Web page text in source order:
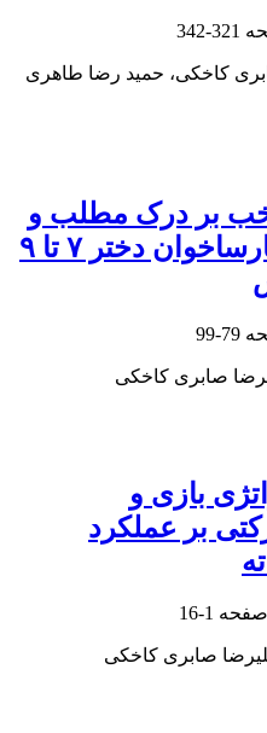
321-342
کاخکی، حمید رضا طاهری
بر درک مطلب و
خواندن دانش‌آموزان نارساخوان دختر ۷ تا ۹
79-99
صابری کاخکی
بازی و
بر عملکرد
1-16
صابری کاخکی